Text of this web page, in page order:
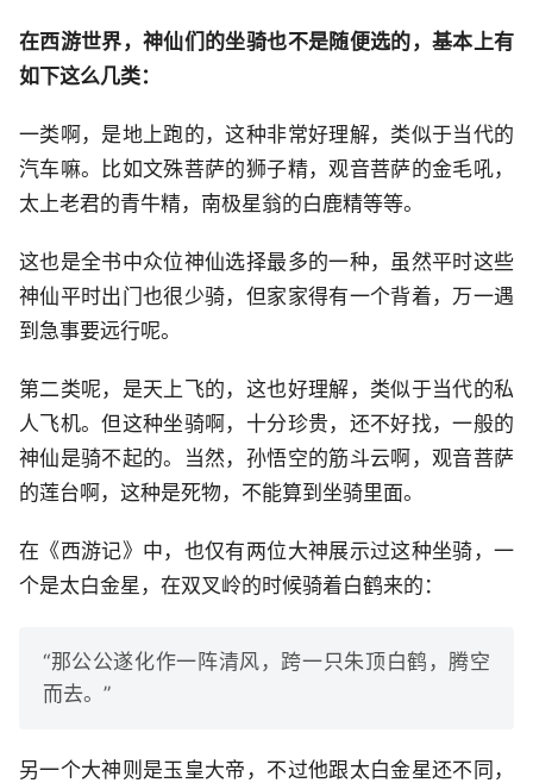
在西游世界，神仙们的坐骑也不是随便选的，基本上有
如下这么几类：
一类啊，是地上跑的，这种非常好理解，类似于当代的
汽车嘛。比如文殊菩萨的狮子精，观音菩萨的金毛吼，
太上老君的青牛精，南极星翁的白鹿精等等。
这也是全书中众位神仙选择最多的一种，虽然平时这些
神仙平时出门也很少骑，但家家得有一个背着，万一遇
到急事要远行呢。
第二类呢，是天上飞的，这也好理解，类似于当代的私
人飞机。但这种坐骑啊，十分珍贵，还不好找，一般的
神仙是骑不起的。当然，孙悟空的筋斗云啊，观音菩萨
的莲台啊，这种是死物，不能算到坐骑里面。
在《西游记》中，也仅有两位大神展示过这种坐骑，一
个是太白金星，在双叉岭的时候骑着白鹤来的：
“那公公遂化作一阵清风，跨一只朱顶白鹤，腾空
而去。”
另一个大神则是玉皇大帝，不过他跟太白金星还不同，